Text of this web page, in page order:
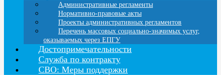
Административные регламенты
Нормативно-правовые акты
Проекты административных регламентов
Перечень массовых социально-значимых услуг,
оказываемых через ЕПГУ
Достопримечательности
Служба по контракту
СВО: Меры поддержки